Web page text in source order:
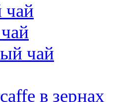
чай
чай
в зернах